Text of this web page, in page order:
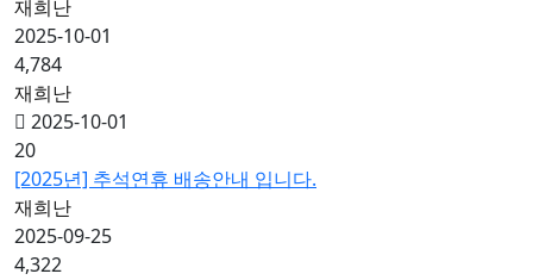
재희난
2025-10-01
4,784
재희난
2025-10-01
20
[2025년] 추석연휴 배송안내 입니다.
재희난
2025-09-25
4,322